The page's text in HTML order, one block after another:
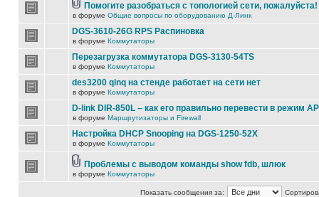
Помогите разобраться с топологией сети, пожалуйста!
в форуме Общие вопросы по оборудованию Д-Линк
DGS-3610-26G RPS Распиновка
в форуме Коммутаторы
Перезагрузка коммутатора DGS-3130-54TS
в форуме Коммутаторы
des3200 qinq на стенде работает на сети нет
в форуме Коммутаторы
D-link DIR-850L – как его правильно перевести в режим
в форуме Маршрутизаторы и Firewall
Настройка DHCP Snooping на DGS-1250-52X
в форуме Коммутаторы
Проблемы с выводом команды show fdb, шлюк
в форуме Коммутаторы
Показать сообщения за: